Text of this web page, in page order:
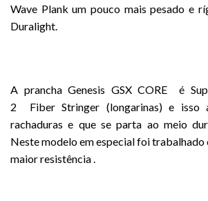
Wave Plank um pouco mais pesado e
Duralight.
A prancha Genesis GSX CORE é
2 Fiber Stringer (longarinas) e isso
rachaduras e que se parta ao meio
Neste modelo em especial foitrabalhado
maior resistência .